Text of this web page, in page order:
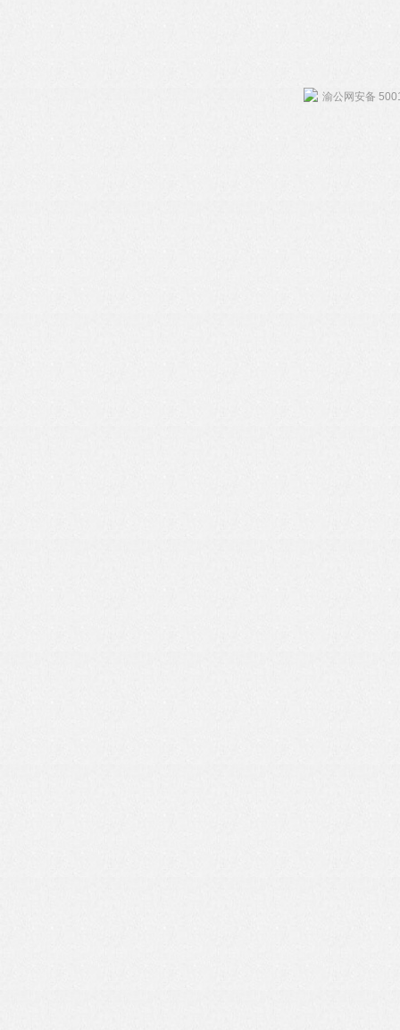
渝公网安备